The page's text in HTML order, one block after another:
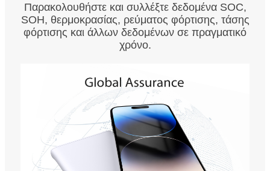
Παρακολουθήστε και συλλέξτε δεδομένα SOC,
SOH, θερμοκρασίας, ρεύματος φόρτισης, τάσης
φόρτισης και άλλων δεδομένων σε πραγματικό
χρόνο.